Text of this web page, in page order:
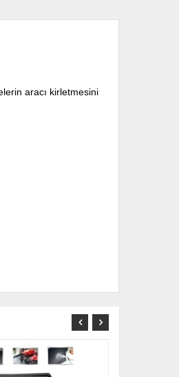
aracı kirletmesini